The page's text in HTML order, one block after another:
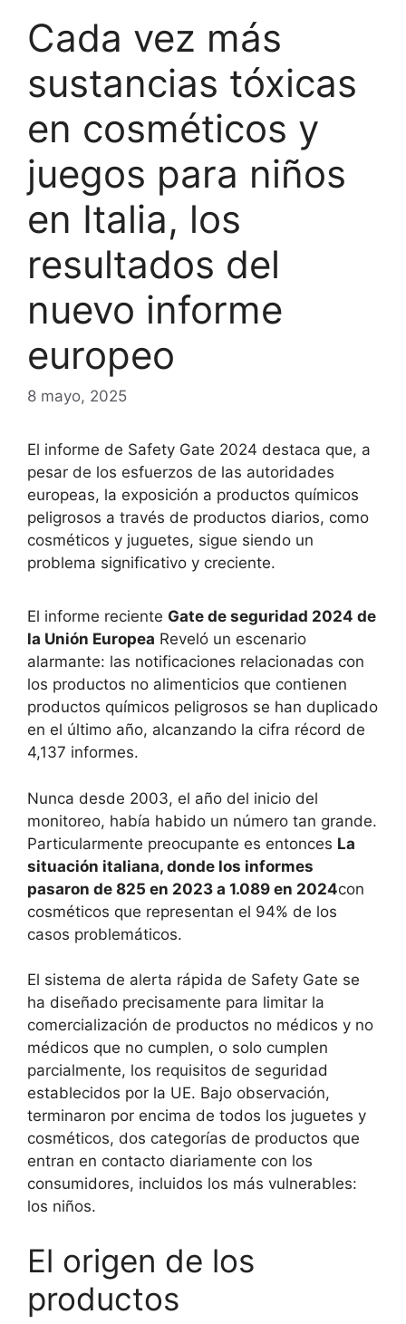
Cada vez más
sustancias tóxicas
en cosméticos y
juegos para niños
en Italia, los
resultados del
nuevo informe
europeo
8 mayo, 2025
El informe de Safety Gate 2024 destaca que, a
pesar de los esfuerzos de las autoridades
europeas, la exposición a productos químicos
peligrosos a través de productos diarios, como
cosméticos y juguetes, sigue siendo un
problema significativo y creciente.
El informe reciente Gate de seguridad 2024 de
la Unión Europea Reveló un escenario
alarmante: las notificaciones relacionadas con
los productos no alimenticios que contienen
productos químicos peligrosos se han duplicado
en el último año, alcanzando la cifra récord de
4,137 informes.
Nunca desde 2003, el año del inicio del
monitoreo, había habido un número tan grande.
Particularmente preocupante es entonces La
situación italiana, donde los informes
pasaron de 825 en 2023 a 1.089 en 2024con
cosméticos que representan el 94% de los
casos problemáticos.
El sistema de alerta rápida de Safety Gate se
ha diseñado precisamente para limitar la
comercialización de productos no médicos y no
médicos que no cumplen, o solo cumplen
parcialmente, los requisitos de seguridad
establecidos por la UE. Bajo observación,
terminaron por encima de todos los juguetes y
cosméticos, dos categorías de productos que
entran en contacto diariamente con los
consumidores, incluidos los más vulnerables:
los niños.
El origen de los
productos